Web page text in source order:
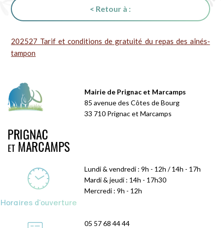
< Retour à :
202527 Tarif et conditions de gratuité du repas des aînés-
tampon
Mairie de Prignac et Marcamps
85 avenue des Côtes de Bourg
33 710 Prignac et Marcamps
Horaires d'ouverture
Lundi & vendredi : 9h - 12h / 14h - 17h
Mardi & jeudi : 14h - 17h30
Mercredi : 9h - 12h
05 57 68 44 44